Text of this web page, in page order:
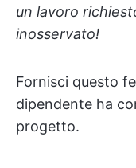
un lavoro
inosservato!
Fornisci questo
dipendente ha
progetto.